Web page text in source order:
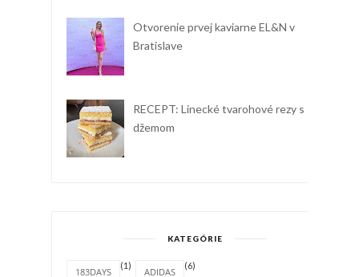
Otvorenie prvej kaviarne EL&N v
Bratislave
RECEPT: Linecké tvarohové rezy s
džemom
KATEGÓRIE
183DAYS
(1)
ADIDAS
(6)